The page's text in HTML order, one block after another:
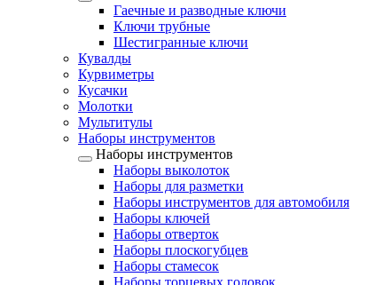
Гаечные и разводные ключи
Ключи трубные
Шестигранные ключи
Кувалды
Курвиметры
Кусачки
Молотки
Мультитулы
Наборы инструментов
Наборы инструментов
Наборы выколоток
Наборы для разметки
Наборы инструментов для автомобиля
Наборы ключей
Наборы отверток
Наборы плоскогубцев
Наборы стамесок
Наборы торцевых головок